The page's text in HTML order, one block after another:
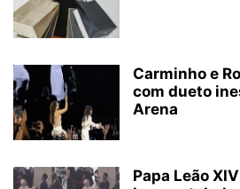
Carminho e
com dueto
Arena
Papa Leão